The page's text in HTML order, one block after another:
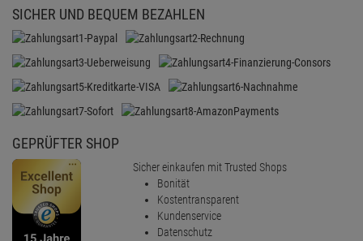
SICHER UND BEQUEM BEZAHLEN
GEPRÜFTER SHOP
Sicher einkaufen mit Trusted Shops
Bonität
Kostentransparent
Kundenservice
Datenschutz